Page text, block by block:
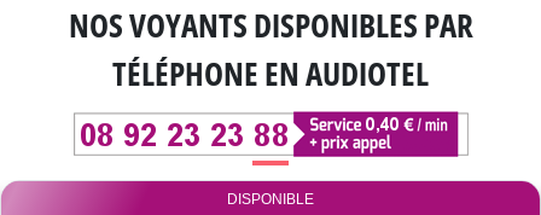
NOS VOYANTS DISPONIBLESPAR
TÉLÉPHONE EN AUDIOTEL
DISPONIBLE